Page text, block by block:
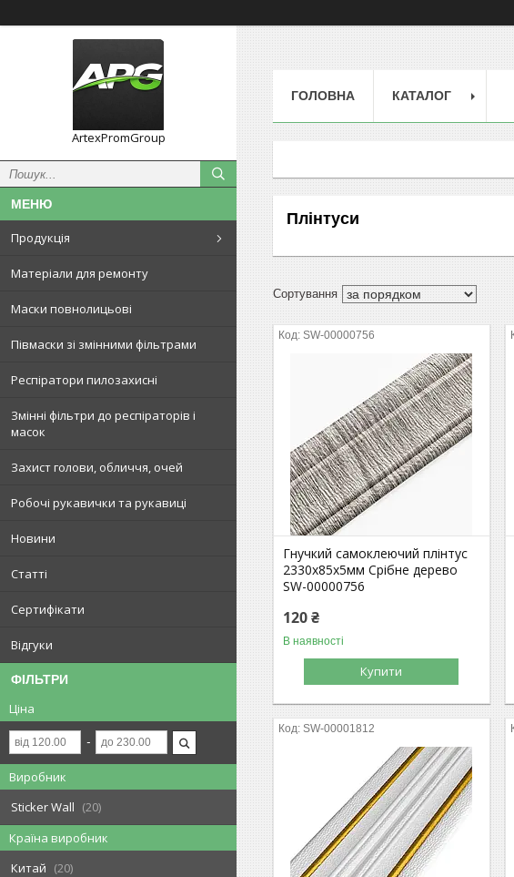
ArtexPromGroup
Продукція
Матеріали для ремонту
Маски повнолицьові
Півмаски зі змінними фільтрами
Респіратори пилозахисні
Змінні фільтри до респіраторів і
масок
Захист голови, обличчя, очей
Робочі рукавички та рукавиці
Новини
Статті
Сертифікати
Відгуки
ФІЛЬТРИ
Ціна
Виробник
Sticker Wall
20
Країна виробник
Китай
20
ГОЛОВНА КАТАЛОГ
Плінтуси
SW-00000756
Гнучкий самоклеючий плінтус
2330х85х5мм Срібне дерево
SW-00000756
120 ₴
В наявності
Купити
SW-00001812